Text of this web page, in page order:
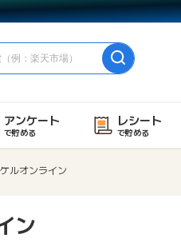
アンケート
で貯める
レシート
で貯める
ルオンライン
ン